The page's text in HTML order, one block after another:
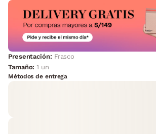
Presentación: Frasco
Tamaño:1 un
Métodos de entrega